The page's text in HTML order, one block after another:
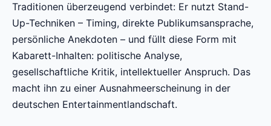
Traditionen überzeugend verbindet: Er nutzt Stand-
Up-Techniken – Timing, direkte Publikumsansprache,
persönliche Anekdoten – und füllt diese Form mit
Kabarett-Inhalten: politische Analyse,
gesellschaftliche Kritik, intellektueller Anspruch. Das
macht ihn zu einer Ausnahmeerscheinung in der
deutschen Entertainmentlandschaft.